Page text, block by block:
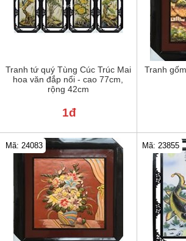
Tranh tứ quý Tùng Cúc Trúc Mai
hoa văn đắp nổi - cao 77cm,
rộng 42cm
1đ
Tranh
Mã: 24083 Mã: 23855